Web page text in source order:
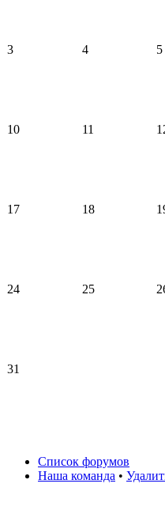
3 4 5
10 11
17 18
24 25
31
Список форумов
Наша команда •